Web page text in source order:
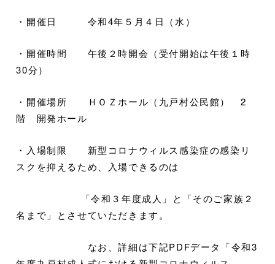
・開催日 令和4年５月４日（水）
・開催時間 午後２時開会（受付開始は午後１時
30分）
・開催場所 ＨＯＺホール（九戸村公民館） 2
階 開発ホール
・入場制限 新型コロナウィルス感染症の感染リ
スクを抑えるため、入場できるのは
「令和３年度成人」と「そのご家族２
名まで」とさせていただきます。
なお、詳細は下記PDFデータ「令和3